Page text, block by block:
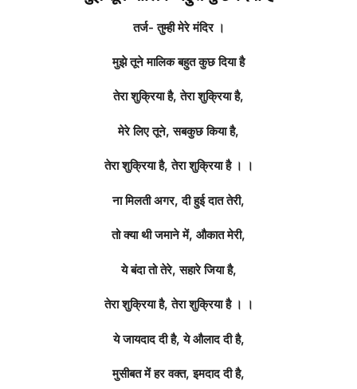
तर्ज- तुम्ही मेरे मंदिर ।
मुझे तूने मालिक बहुत कुछ दिया है
तेरा शुक्रिया है, तेरा शुक्रिया है,
मेरे लिए तूने, सबकुछ किया है,
तेरा शुक्रिया है, तेरा शुक्रिया है । ।
ना मिलती अगर, दी हुई दात तेरी,
तो क्या थी जमाने में, औकात मेरी,
ये बंदा तो तेरे, सहारे जिया है,
तेरा शुक्रिया है, तेरा शुक्रिया है । ।
ये जायदाद दी है, ये औलाद दी है,
मुसीबत में हर वक्त, इमदाद दी है,